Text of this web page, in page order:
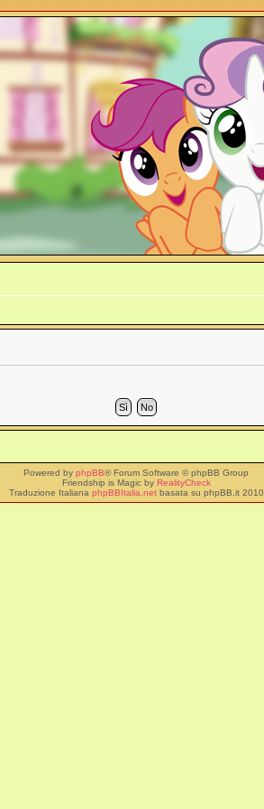
Powered by phpBB® Forum Software © phpBB Group
Friendship is Magic by RealityCheck
Traduzione Italiana phpBBItalia.netbasata su phpBB.it 2010